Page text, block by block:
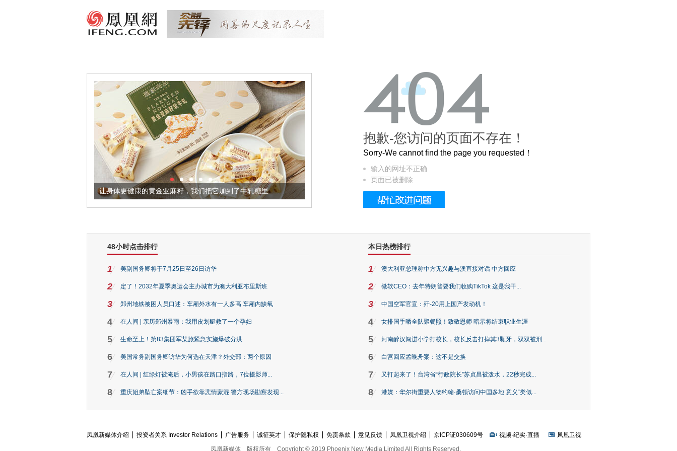
让身体更健康的黄金亚麻籽，我们把它加到了牛轧糖里 被列入佛家七宝的它到底有多美？
抱歉-您访问的页面不存在！
Sorry-We cannot find the page you requested！
输入的网址不正确
页面已被删除
48小时点击排行
1 美副国务卿将于7月25日至26日访华
2 定了！2032年夏季奥运会主办城市为澳大利亚布里斯班
3 郑州地铁被困人员口述：车厢外水有一人多高 车厢内缺氧
4 在人间 | 亲历郑州暴雨：我用皮划艇救了一个孕妇
5 生命至上！第83集团军某旅紧急实施爆破分洪
6 美国常务副国务卿访华为何选在天津？外交部：两个原因
7 在人间 | 红绿灯被淹后，小男孩在路口指路，7位摄影师...
8 重庆姐弟坠亡案细节：凶手欲靠悲情蒙混 警方现场勘察发现...
本日热榜排行
1 澳大利亚总理称中方无兴趣与澳直接对话 中方回应
2 微软CEO：去年特朗普要我们收购TikTok 这是我干...
3 中国空军官宣：歼-20用上国产发动机！
4 女排国手晒全队聚餐照！致敬恩师 暗示将结束职业生涯
5 河南醉汉闯进小学打校长，校长反击打掉其3颗牙，双双被刑...
6 白宫回应孟晚舟案：这不是交换
7 又打起来了！台湾省“行政院长”苏贞昌被泼水，22秒完成...
8 港媒：华尔街重要人物约翰·桑顿访问中国多地 意义“类似...
凤凰新媒体介绍 投资者关系 Investor Relations 广告服务 诚征英才 保护隐私权 免责条款 意见反馈 凤凰卫视介绍 京ICP证030609号 视频·纪实·直播
凤凰卫视
凤凰新媒体
版权所有 Copyright © 2019 Phoenix New Media Limited All Rights Reserved.